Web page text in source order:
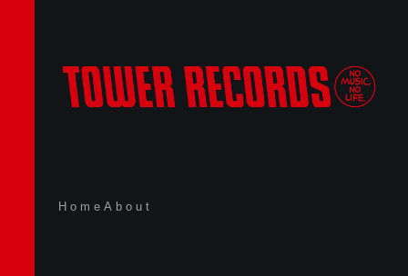
Home About